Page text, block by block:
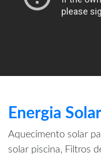
Energia Solar
Aquecimento solar
solar piscina, Filtros